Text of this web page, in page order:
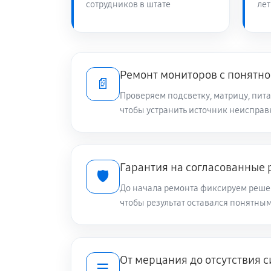
сотрудников в штате
📄
Ремонт мониторов с
Проверяем подсветку, матрицу,
чтобы устранить источник
🛡️
Гарантия на согласованные
До начала ремонта фиксируем
чтобы результат оставался
От мерцания до отсутствия